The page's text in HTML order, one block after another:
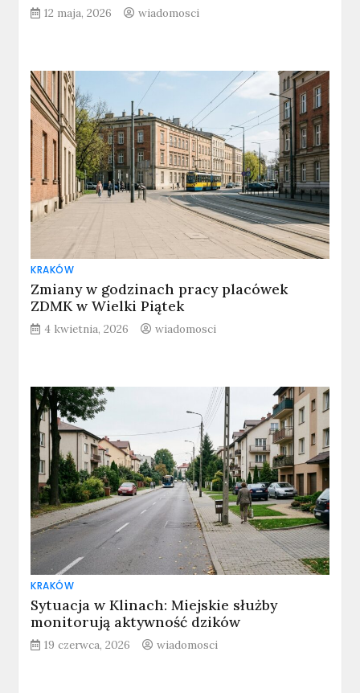
12 maja, 2026 wiadomosci
KRAKÓW
Zmiany w godzinach pracy placówek
ZDMK w Wielki Piątek
4 kwietnia, 2026 wiadomosci
KRAKÓW
Sytuacja w Klinach: Miejskie służby
monitorują aktywność dzików
19 czerwca, 2026 wiadomosci